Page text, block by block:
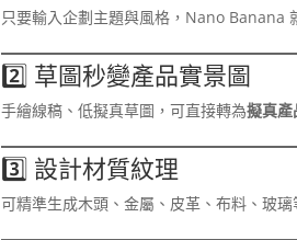
只要輸入企劃主題與風格，Nano Banana
2️⃣ 草圖秒變產品實景圖
手繪線稿、低擬真草圖，可直接轉為擬真產
3️⃣ 設計材質紋理
可精準生成木頭、金屬、皮革、布料、玻璃